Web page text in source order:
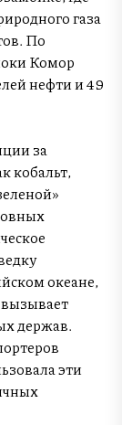
газа
По
Комор
нефти и 49
за
кобальт,
океане,
вызывает
держав.
эти